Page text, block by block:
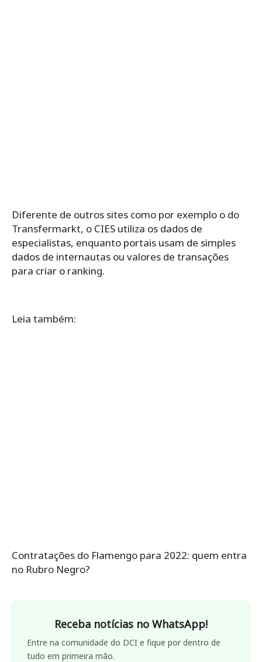
Diferente de outros sites como por exemplo o do
Transfermarkt, o CIES utiliza os dados de
especialistas, enquanto portais usam de simples
dados de internautas ou valores de transações
para criar o ranking.
Leia também:
Contratações do Flamengo para 2022: quem entra
no Rubro Negro?
Receba notícias no WhatsApp!
Entre na comunidade do DCI e fique por dentro de
tudo em primeira mão.